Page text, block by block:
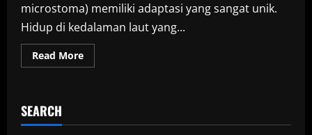
microstoma) memiliki adaptasi yang sangat unik.
Hidup di kedalaman laut yang...
Read MoreRead
more
Laut
SEARCH